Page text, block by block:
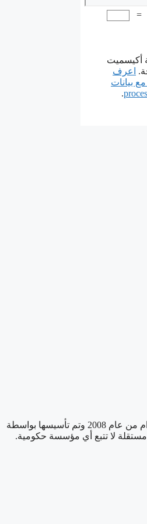
أكيسميت
اعرف
بيانات
.
تم تأسيس المجلة العلمية أهرام من عام 2008 وتم تأسيسها بواسطة
لا تتبع أي مؤسسة حكومية.